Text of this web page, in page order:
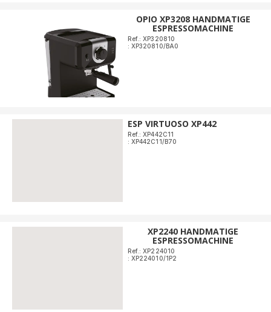
OPIO XP3208 HANDMATIGE
ESPRESSOMACHINE
Ref.: XP320810
: XP320810/BA0
ESP VIRTUOSO XP442
Ref.: XP442C11
: XP442C11/B70
XP2240 HANDMATIGE
ESPRESSOMACHINE
Ref.: XP224010
: XP224010/1P2